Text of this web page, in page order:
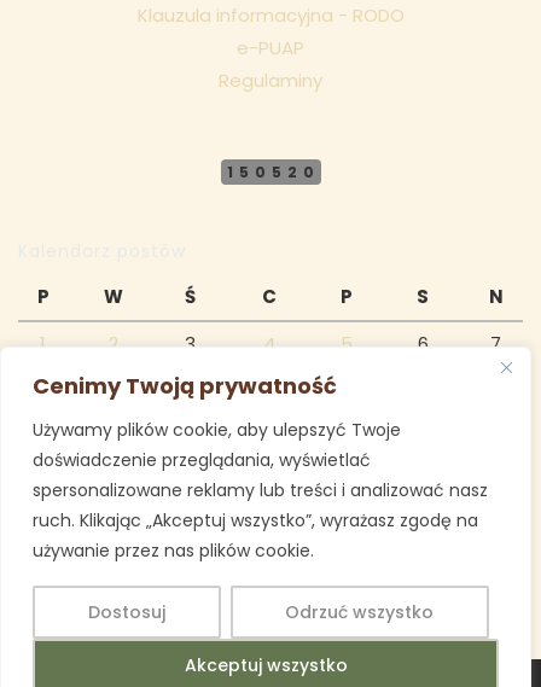
Cenimy Twoją prywatność
Używamy plików cookie, aby ulepszyć Twoje
doświadczenie przeglądania, wyświetlać
spersonalizowane reklamy lub treści i analizować nasz
ruch. Klikając „Akceptuj wszystko”, wyrażasz zgodę na
używanie przez nas plików cookie.
Dostosuj Odrzuć wszystko
Akceptuj wszystko
Klauzula informacyjna - RODO
e-PUAP
Regulaminy
150520
luty 2021
P W Ś C P S
N
1
2 3 4 5 6
7
8
9 10 11
15
16 17 18 19
23 24 25 26